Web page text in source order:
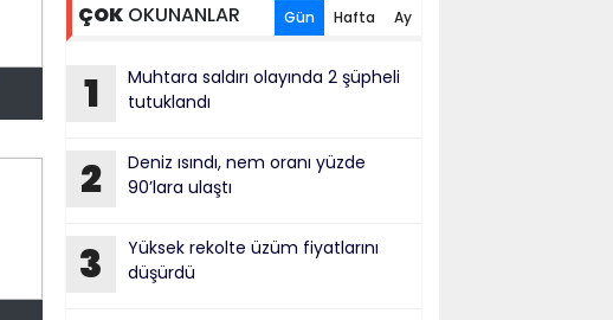
ÇOK OKUNANLAR Gün Hafta Ay
1
Muhtara saldırı olayında 2 şüpheli
tutuklandı
2
Deniz ısındı, nem oranı yüzde
90’lara ulaştı
3
Yüksek rekolte üzüm fiyatlarını
düşürdü